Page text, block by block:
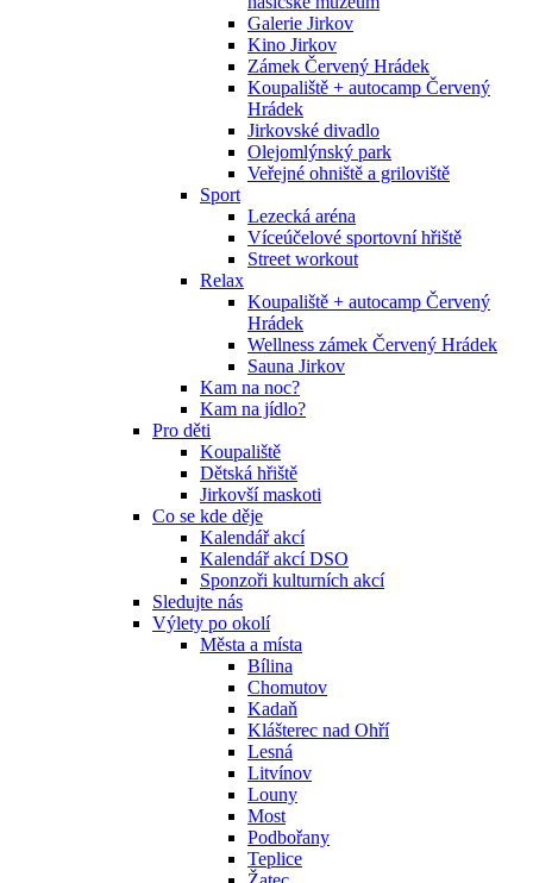
Galerie Jirkov
Kino Jirkov
Zámek Červený Hrádek
Koupaliště + autocamp Červený
Hrádek
Jirkovské divadlo
Olejomlýnský park
Veřejné ohniště a griloviště
Sport
Lezecká aréna
Víceúčelové sportovní hřiště
Street workout
Relax
Koupaliště + autocamp Červený
Hrádek
Wellness zámek Červený Hrádek
Sauna Jirkov
Kam na noc?
Kam na jídlo?
Pro děti
Koupaliště
Dětská hřiště
Jirkovší maskoti
Co se kde děje
Kalendář akcí
Kalendář akcí DSO
Sponzoři kulturních akcí
Sledujte nás
Výlety po okolí
Města a místa
Bílina
Chomutov
Kadaň
Klášterec nad Ohří
Lesná
Litvínov
Louny
Most
Podbořany
Teplice